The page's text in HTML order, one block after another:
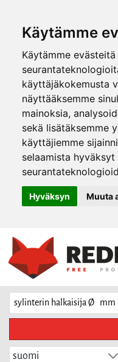
Käytämme
Käytämme
käyttäjäkokemusta
näyttääksemme
mainoksia,
sekä lisätäksemme
käyttäjiemme
selaamista
Hyväksyn Muuta
suomi